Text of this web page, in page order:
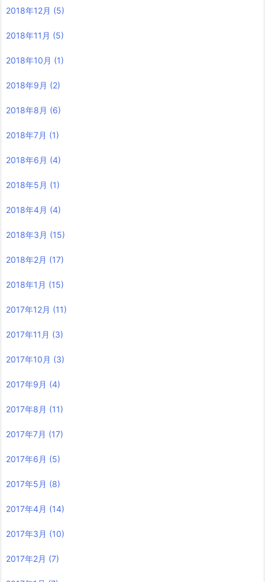
2018年12月 (5)
2018年11月 (5)
2018年10月 (1)
2018年9月 (2)
2018年8月 (6)
2018年7月 (1)
2018年6月 (4)
2018年5月 (1)
2018年4月 (4)
2018年3月 (15)
2018年2月 (17)
2018年1月 (15)
2017年12月 (11)
2017年11月 (3)
2017年10月 (3)
2017年9月 (4)
2017年8月 (11)
2017年7月 (17)
2017年6月 (5)
2017年5月 (8)
2017年4月 (14)
2017年3月 (10)
2017年2月 (7)